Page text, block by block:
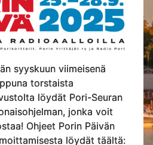
syyskuun viimeisenä
torstaista
löydät Pori-Seuran
jonka voit
Ohjeet Porin Päivän
löydät täältä: